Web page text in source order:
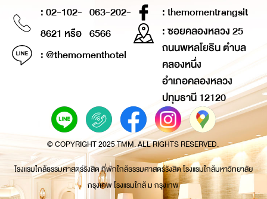
: 02-102-
8621 หรือ
063-202-
6566
: @themomenthotel
: themomentrangsit
: ซอยคลองหลวง 25
ถนนพหลโยธิน ตำบล
คลองหนึ่ง
อำเภอคลองหลวง
ปทุมธานี 12120
© COPYRIGHT 2025 TMM. ALL RIGHTS RESERVED.
โรงแรมใกล้ธรรมศาสตร์รังสิต ที่พักใกล้ธรรมศาสตร์รังสิต โรงแรมใกล้มหาวิทยาลัย
กรุงเทพ โรงแรมใกล้ ม กรุงเทพ